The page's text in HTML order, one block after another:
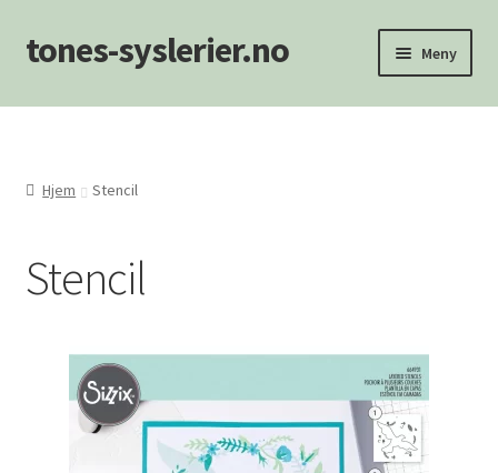
Hopp
til
Hopp
til
tones-syslerier.no Meny
Hjem
NYHETER
Personvernerklæring
Hjem Stencil
Stencil